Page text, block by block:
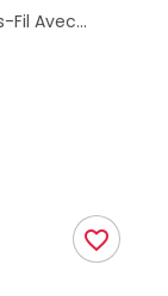
Fil Avec...
favorite_border